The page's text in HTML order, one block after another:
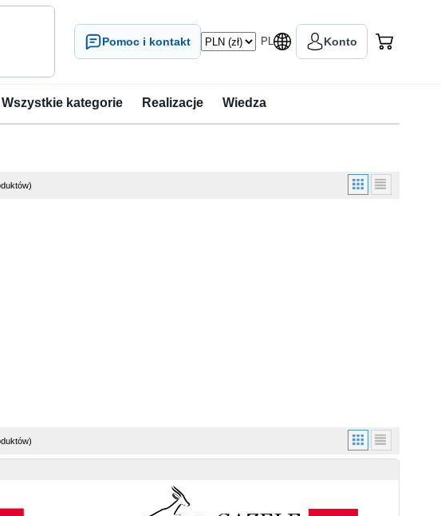
Pomoc i kontakt PL Konto
Wszystkie kategorie Realizacje Wiedza